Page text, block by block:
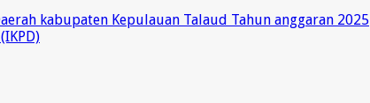
kabupaten Kepulauan Talaud Tahun anggaran 2025